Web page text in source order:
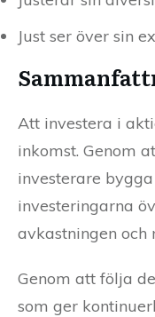
Just ser över sin
Att investera i
inkomst. Genom
investerare
investeringarna
avkastningen och
Genom att följa
som ger